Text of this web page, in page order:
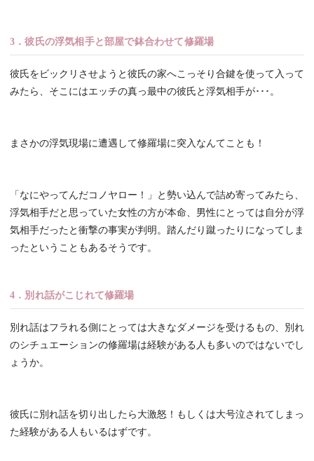
3．彼氏の浮気相手と部屋で鉢合わせて修羅場
彼氏をビックリさせようと彼氏の家へこっそり合鍵を使って入って
みたら、そこにはエッチの真っ最中の彼氏と浮気相手が･･･。
まさかの浮気現場に遭遇して修羅場に突入なんてことも！
「なにやってんだコノヤロー！」と勢い込んで詰め寄ってみたら、
浮気相手だと思っていた女性の方が本命、男性にとっては自分が浮
気相手だったと衝撃の事実が判明。踏んだり蹴ったりになってしま
ったということもあるそうです。
4．別れ話がこじれて修羅場
別れ話はフラれる側にとっては大きなダメージを受けるもの、別れ
のシチュエーションの修羅場は経験がある人も多いのではないでし
ょうか。
彼氏に別れ話を切り出したら大激怒！もしくは大号泣されてしまっ
た経験がある人もいるはずです。